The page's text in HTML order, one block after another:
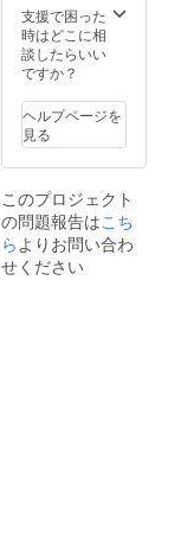
入をお
願いし
ます
支援で困った
時はどこに相
談したらいい
ですか？
ヘルプページを
見る
このプロジェクト
の問題報告はこち
らよりお問い合わ
せください